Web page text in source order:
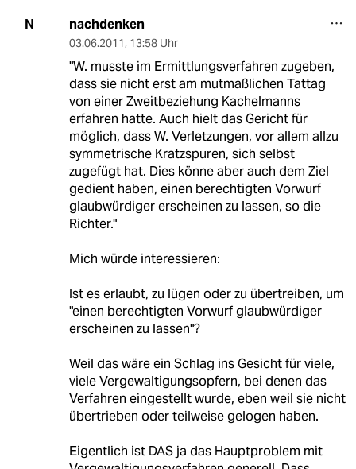
N nachdenken
03.06.2011, 13:58 Uhr
"W. musste im Ermittlungsverfahren zugeben,
dass sie nicht erst am mutmaßlichen Tattag
von einer Zweitbeziehung Kachelmanns
erfahren hatte. Auch hielt das Gericht für
möglich, dass W. Verletzungen, vor allem allzu
symmetrische Kratzspuren, sich selbst
zugefügt hat. Dies könne aber auch dem Ziel
gedient haben, einen berechtigten Vorwurf
glaubwürdiger erscheinen zu lassen, so die
Richter."
Mich würde interessieren:
Ist es erlaubt, zu lügen oder zu übertreiben, um
"einen berechtigten Vorwurf glaubwürdiger
erscheinen zu lassen"?
Weil das wäre ein Schlag ins Gesicht für viele,
viele Vergewaltigungsopfern, bei denen das
Verfahren eingestellt wurde, eben weil sie nicht
übertrieben oder teilweise gelogen haben.
Eigentlich ist DAS ja das Hauptproblem mit